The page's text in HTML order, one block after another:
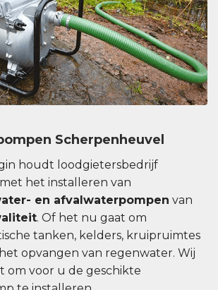
Scherpenheuvel
houdt loodgietersbedrijf
het installeren van
en afvalwaterpompen van
. Of het nu gaat om
tanken, kelders, kruipruimtes
opvangen van regenwater. Wij
om voor u de geschikte